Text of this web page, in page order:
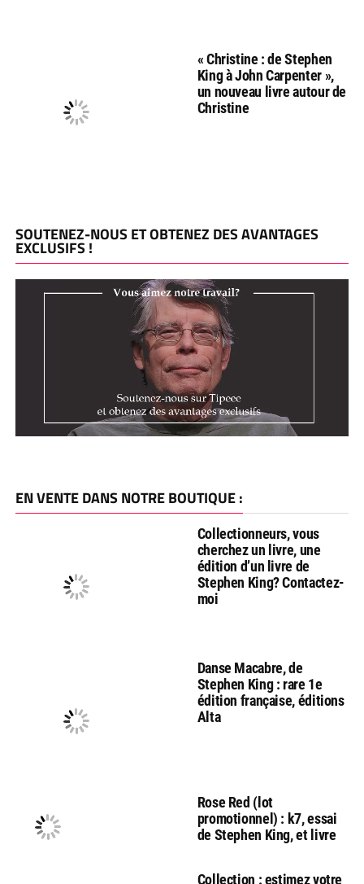
« Christine : de Stephen
King à John Carpenter »,
un nouveau livre autour de
Christine
SOUTENEZ-NOUS ET OBTENEZ DES AVANTAGES
EXCLUSIFS !
EN VENTE DANS NOTRE BOUTIQUE :
Collectionneurs, vous
cherchez un livre, une
édition d’un livre de
Stephen King? Contactez-
moi
Danse Macabre, de
Stephen King : rare 1e
édition française, éditions
Alta
Rose Red (lot
promotionnel) : k7, essai
de Stephen King, et livre
Collection : estimez votre